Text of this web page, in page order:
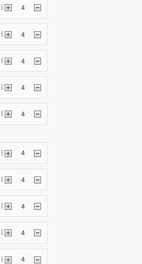
4
| 4
| 4
| 4
4
| 4
| 4
| 4
4
| 4